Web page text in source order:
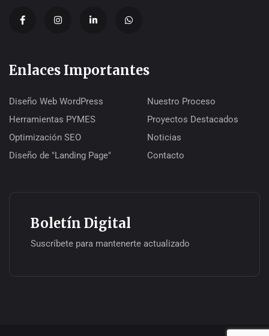
Enlaces Importantes
Diseño Web WordPress
Herramientas PYMES
Optimización SEO
Diseño de "Landing Page"
Nuestro Proceso
Proyectos Destacados
Noticias
Contacto
Boletín Digital
Suscríbete para mantenerte actualizado